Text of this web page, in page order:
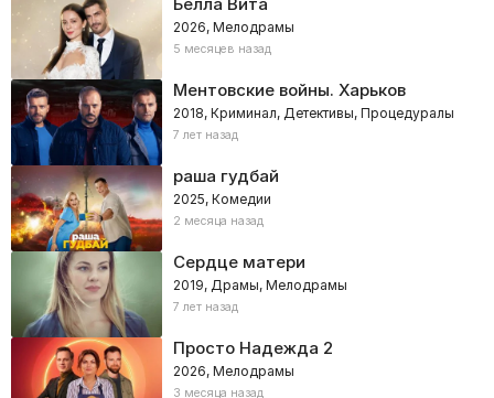
2026, Мелодрамы
5 месяцев назад
Ментовские войны. Харьков
2018, Криминал, Детективы, Процедуралы
7 лет назад
раша гудбай
2025, Комедии
2 месяца назад
Сердце матери
2019, Драмы, Мелодрамы
7 лет назад
Просто Надежда 2
2026, Мелодрамы
3 месяца назад